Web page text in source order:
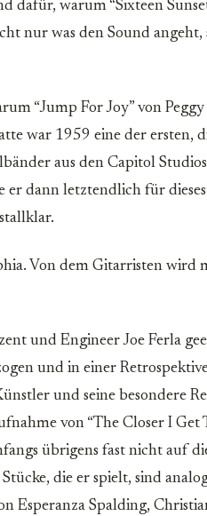
dafür, warum “Sixteen
nur was den Sound angeht,
“Jump For Joy” von
war 1959 eine der ersten,
aus den Capitol
er dann letztendlich für
Von dem Gitarristen wird
und Engineer Joe Ferla
und in einer
und seine besondere
von “The Closer I Get
übrigens fast nicht auf
die er spielt, sind
Esperanza Spalding,